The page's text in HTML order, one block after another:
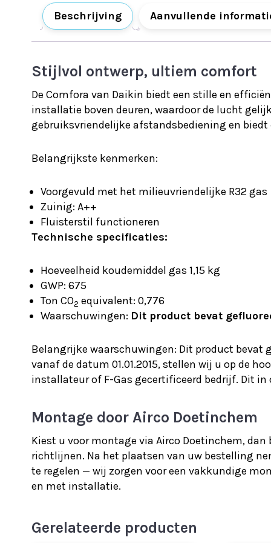
Beschrijving Aanvullende
Stijlvol ontwerp, ultiem comfort
De Comfora van Daikin biedt een stille en
installatie boven deuren, waardoor de lucht
gebruiksvriendelijke afstandsbediening en
Belangrijkste kenmerken:
Voorgevuld met het milieuvriendelijke R32 gas
Zuinig: A++
Fluisterstil functioneren
Technische specificaties:
Hoeveelheid koudemiddel gas 1,15 kg
GWP: 675
Ton CO2 equivalent: 0,776
Waarschuwingen: Dit product bevat
Belangrijke waarschuwingen: Dit product bevat
vanaf de datum 01.01.2015, stellen wij u op de
installateur of F-Gas gecertificeerd bedrijf. Dit
Montage door Airco Doetinchem
Kiest u voor montage via Airco Doetinchem,
richtlijnen. Na het plaatsen van uw bestelling
te regelen — wij zorgen voor een vakkundige
en met installatie.
Gerelateerde producten